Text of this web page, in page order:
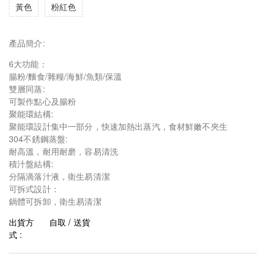
黃色
粉紅色
產品簡介:
6大功能：
腸粉/麵食/雜糧/海鮮/魚類/保溫
雙層同蒸:
可製作點心及腸粉
聚能環結構:
聚能環設計集中一部分，快速加熱出蒸汽，食材鮮嫩不夾生
304不銹鋼蒸盤:
耐高溫，耐用耐磨，容易清洗
積汁盤結構:
分隔滴落汁液，衛生易清潔
可拆式設計：
鍋體可拆卸，衛生易清潔
出貨方
式 :
自取 / 送貨